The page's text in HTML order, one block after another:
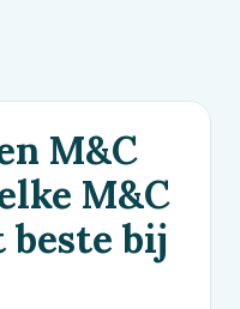
M&C
M&C
beste bij